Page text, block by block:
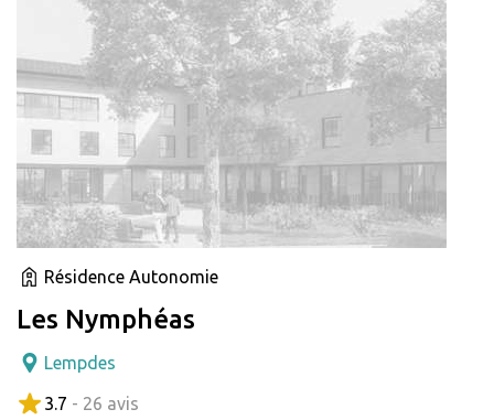
Résidence Autonomie
Les Nymphéas
Lempdes
3.7 - 26 avis